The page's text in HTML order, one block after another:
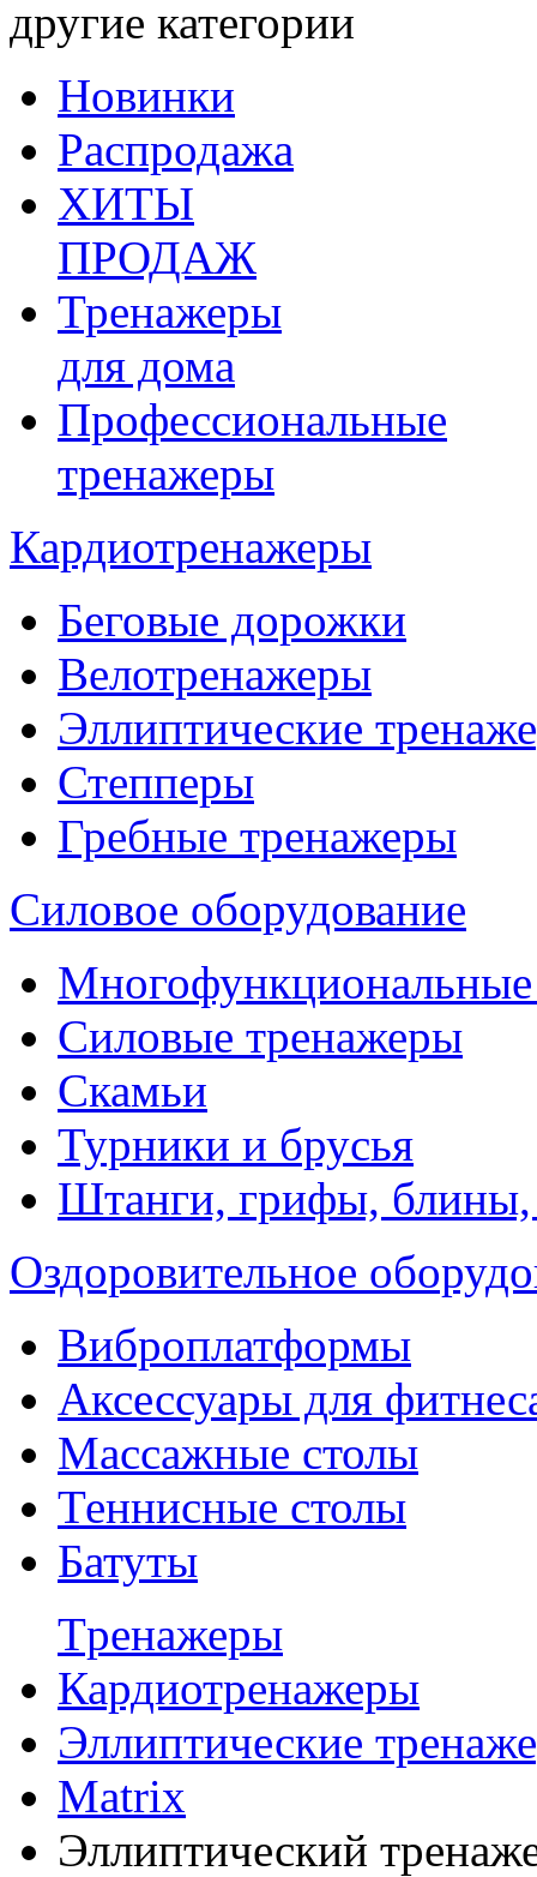
другие категории
Новинки
Распродажа
ХИТЫ
ПРОДАЖ
Тренажеры
для дома
Профессиональные
тренажеры
Кардиотренажеры
Беговые дорожки
Велотренажеры
Эллиптические
Степперы
Гребные тренажеры
Силовое оборудование
Силовые тренажеры
Скамьи
Турники и брусья
Штанги, грифы, блины,
Оздоровительное
Виброплатформы
Аксессуары для
Массажные столы
Теннисные столы
Батуты
Tренажеры
Кардиотренажеры
Эллиптические
Matrix
Эллиптический